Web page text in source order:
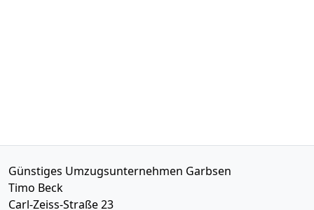
Günstiges Umzugsunternehmen Garbsen
Timo Beck
Carl-Zeiss-Straße 23